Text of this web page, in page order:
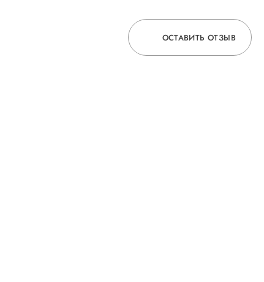
ОСТАВИТЬ ОТЗЫВ